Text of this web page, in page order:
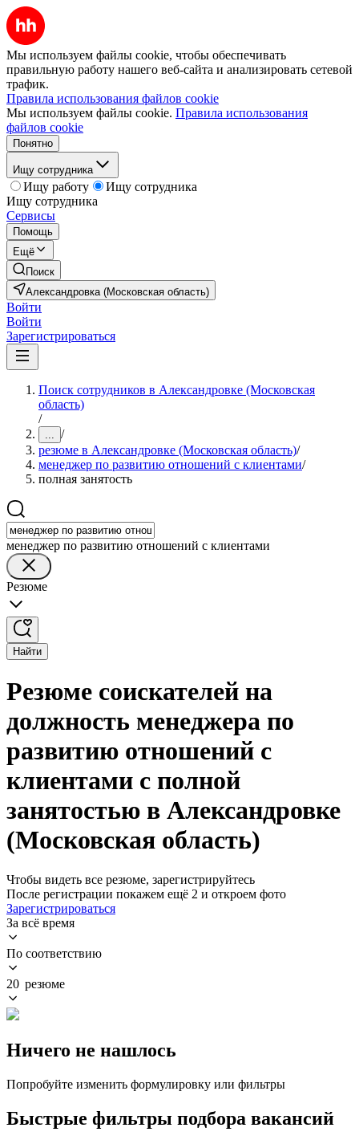
Мы используем файлы cookie, чтобы обеспечивать
правильную работу нашего веб-сайта и анализировать сетевой
трафик.
Правила использования файлов cookie
Мы используем файлы cookie. Правила использования
файлов cookie
Понятно
Ищу сотрудника
Ищу работу
Ищу сотрудника
Ищу сотрудника
Сервисы
Помощь
Ещё
Поиск
Александровка (Московская область)
Войти
Войти
Зарегистрироваться
Поиск сотрудников в Александровке (Московская
область)
/
... /
резюме в Александровке (Московская область)/
менеджер по развитию отношений с клиентами/
полная занятость
менеджер по развитию отношений с клиентами
Резюме
Найти
Резюме соискателей на
должность менеджера по
развитию отношений с
клиентами с полной
занятостью в Александровке
(Московская область)
Чтобы видеть все резюме, зарегистрируйтесь
После регистрации покажем ещё 2 и откроем фото
Зарегистрироваться
За всё время
По соответствию
20 резюме
Ничего не нашлось
Попробуйте изменить формулировку или фильтры
Быстрые фильтры подбора вакансий